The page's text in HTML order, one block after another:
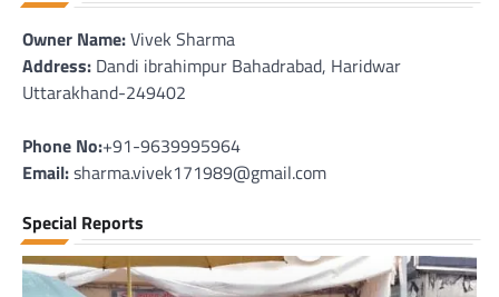
Owner Name:Vivek Sharma
Address: Dandi ibrahimpur Bahadrabad, Haridwar
Uttarakhand-249402
Phone No:+91-9639995964
Email:sharma.vivek171989@gmail.com
Special Reports